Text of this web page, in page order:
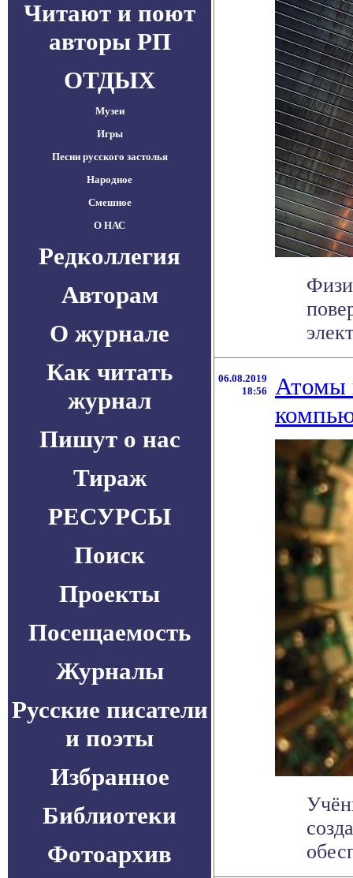
Читают и поют
авторы РП
ОТДЫХ
Музеи
Игры
Песни русского застолья
Народное
Смешное
О НАС
Редколлегия
Авторам
О журнале
Как читать
журнал
Пишут о нас
Тираж
РЕСУРСЫ
Поиск
Проекты
Посещаемость
Журналы
Русские писатели
и поэты
Избранное
Библиотеки
Фотоархив
06.08.2019
18:56
Атомы